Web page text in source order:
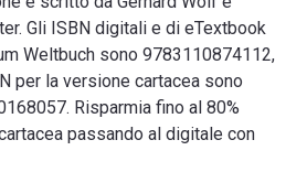
Gli ISBN digitali e di eTextbook
Weltbuch sono 9783110874112,
per la versione cartacea sono
Risparmia fino al 80%
passando al digitale con